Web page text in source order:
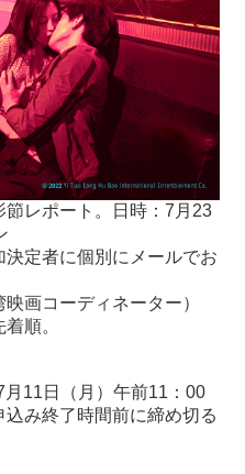
レポート。
日時：7月23
定者に個別にメールでお
画コーディネーター）
順。
月 11 日（月）午前11 ： 00
込み終了時間前に締め切る